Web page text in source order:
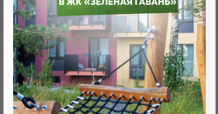
Главная База новостроек Минска «Минск Мир»
18.1 «Пекин», квартал "Чемпионов"
18.1 «Пекин», квартал
"Чемпионов"
нет в продаже
Минск, Октябрьский, Ул. Белградская -
ул.Аэродромная